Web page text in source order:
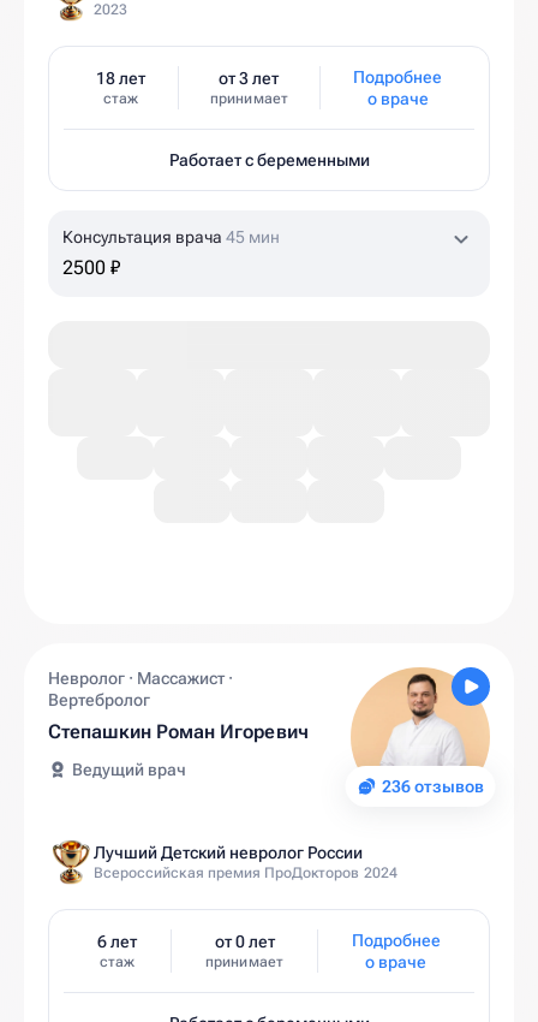
2023
18 лет
стаж
от 3 лет
принимает
Подробнее
о враче
Работает с беременными
Консультация врача 45 мин
2500 ₽
236 отзывов
Невролог · Массажист ·
Вертебролог
Степашкин Роман Игоревич
Ведущий врач
Лучший Детский невролог России
Всероссийская премия ПроДокторов 2024
6 лет
стаж
от 0 лет
принимает
Подробнее
о враче